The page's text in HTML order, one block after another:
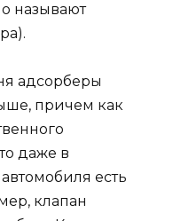
называют
адсорберы
причем как
даже в
есть
клапан